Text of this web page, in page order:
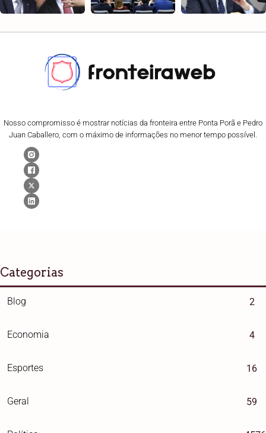
Nosso compromisso é mostrar notícias da fronteira entre Ponta Porã e Pedro
Juan Caballero, com o máximo de informações no menor tempo possível.
Categorias
Blog 2
Economia 4
Esportes 16
Geral 59